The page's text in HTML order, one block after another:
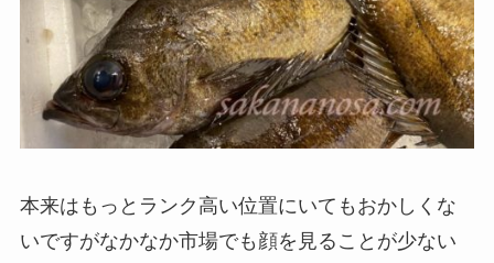
本来はもっとランク高い位置にいてもおかしくな
いですがなかなか市場でも顔を見ることが少ない